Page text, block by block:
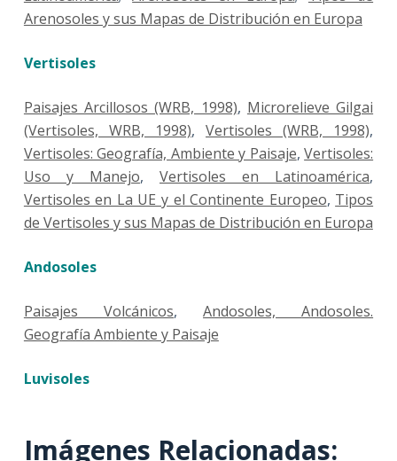
Arenosoles y sus Mapas de Distribución en Europa
Vertisoles
Paisajes Arcillosos (WRB, 1998), Microrelieve Gilgai
(Vertisoles, WRB, 1998),Vertisoles (WRB, 1998),
Vertisoles: Geografía, Ambiente y Paisaje,Vertisoles:
Uso y Manejo,Vertisoles en Latinoamérica,
Vertisoles en La UE y el Continente Europeo, Tipos
de Vertisoles y sus Mapas de Distribución en Europa
Andosoles
Paisajes Volcánicos,Andosoles,Andosoles.
Geografía Ambiente y Paisaje
Luvisoles
Imágenes Relacionadas: